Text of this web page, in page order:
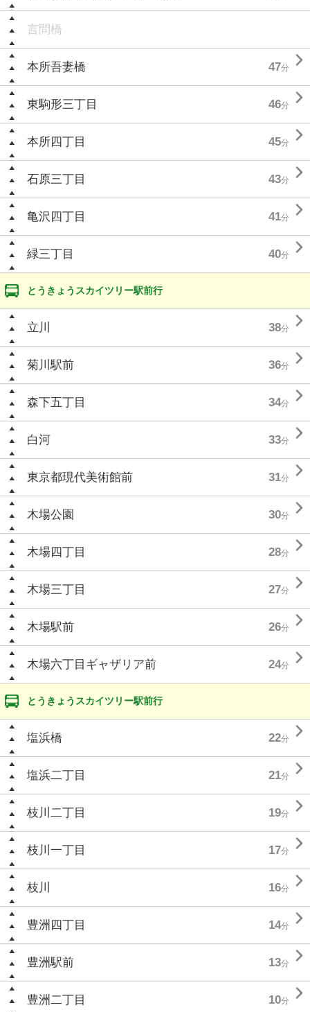
言問橋
本所吾妻橋 47分 
東駒形三丁目 46分 
本所四丁目 45分 
石原三丁目 43分 
亀沢四丁目 41分 
緑三丁目 40分 
とうきょうスカイツリー駅前行
立川 38分 
菊川駅前 36分 
森下五丁目 34分 
白河 33分 
東京都現代美術館前 31分 
木場公園 30分 
木場四丁目 28分 
木場三丁目 27分 
木場駅前 26分 
木場六丁目ギャザリア前 24分 
とうきょうスカイツリー駅前行
塩浜橋 22分 
塩浜二丁目 21分 
枝川二丁目 19分 
枝川一丁目 17分 
枝川 16分 
豊洲四丁目 14分 
豊洲駅前 13分 
豊洲二丁目 10分 